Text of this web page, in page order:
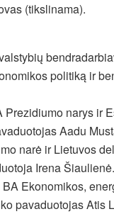
(tikslinama).
politiką ir
Prezidiumo narys ir
Aadu
narė ir Lietuvos
Irena Šiaulienė.
Ekonomikos,
pavaduotojas Atis